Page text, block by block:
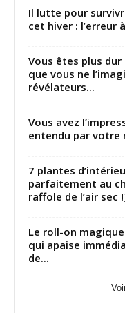
Il lutte pour
cet hiver : l’erreur
Vous êtes plus
que vous ne
révélateurs...
Vous avez
entendu par votre
7 plantes
parfaitement au
raffole de l’air sec
Le roll-on
qui apaise
de...